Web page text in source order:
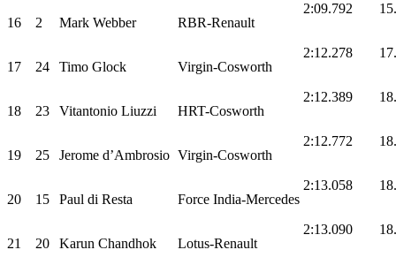
16 2 Mark Webber RBR-Renault
2:09.792
17 24 Timo Glock Virgin-Cosworth
2:12.278
18 23 Vitantonio Liuzzi HRT-Cosworth
2:12.389
19 25 Jerome d’Ambrosio Virgin-Cosworth
2:12.772
20 15 Paul di Resta Force India-Mercedes
2:13.058
21 20 Karun Chandhok Lotus-Renault
2:13.090